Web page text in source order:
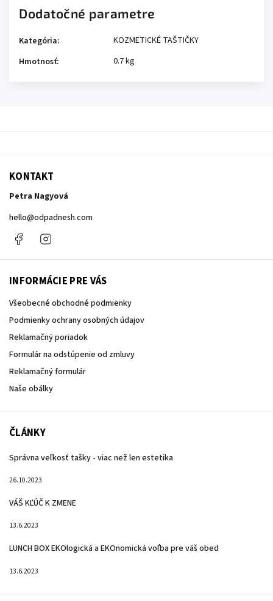
Dodatočné parametre
Kategória:
KOZMETICKÉ TAŠTIČKY
Hmotnosť: 0.7 kg
KONTAKT
Petra Nagyová
hello@odpadnesh.com
Facebook
INFORMÁCIE PRE VÁS
Všeobecné obchodné podmienky
Podmienky ochrany osobných údajov
Reklamačný poriadok
Formulár na odstúpenie od zmluvy
Reklamačný formulár
Naše obálky
ČLÁNKY
Správna veľkosť tašky - viac než len estetika
26.10.2023
VÁŠ KĽÚČ K ZMENE
13.6.2023
LUNCH BOX EKOlogická a EKOnomická voľba pre váš obed
13.6.2023